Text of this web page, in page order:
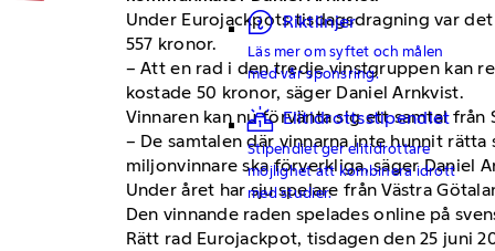
Riktlinjer
Läs mer om syftet och målen
med vår sponsring.
Elitidrottsstipendiet
Stipendiet ger elitidrottare
möjlighet att kombinera idrott
med studier.
Under Eurojackpots tisdagsdragning var
557 kronor.
– Att en rad i den tredje vinstgruppen kan
kostade 50 kronor, säger Daniel Arnkvist.
Vinnaren kan nu förvänta sig ett samtal
– De samtalen där vinnarna inte hunnit
miljonvinnare ska förverkliga, säger Daniel
Under året har sju spelare från Västra
Den vinnande raden spelades online på
Rätt rad Eurojackpot, tisdagen den 25 juni